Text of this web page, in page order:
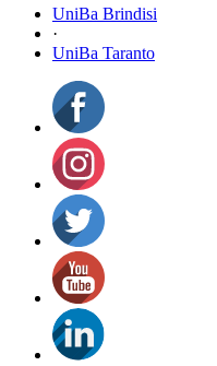
UniBa Brindisi
·
UniBa Taranto